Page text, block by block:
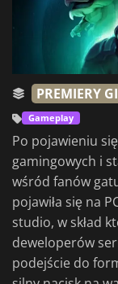
PREMIERY
Gameplay
Po pojawieniu
gamingowych i
wśród fanów
pojawiła się na
studio, w skład
deweloperów
podejście do